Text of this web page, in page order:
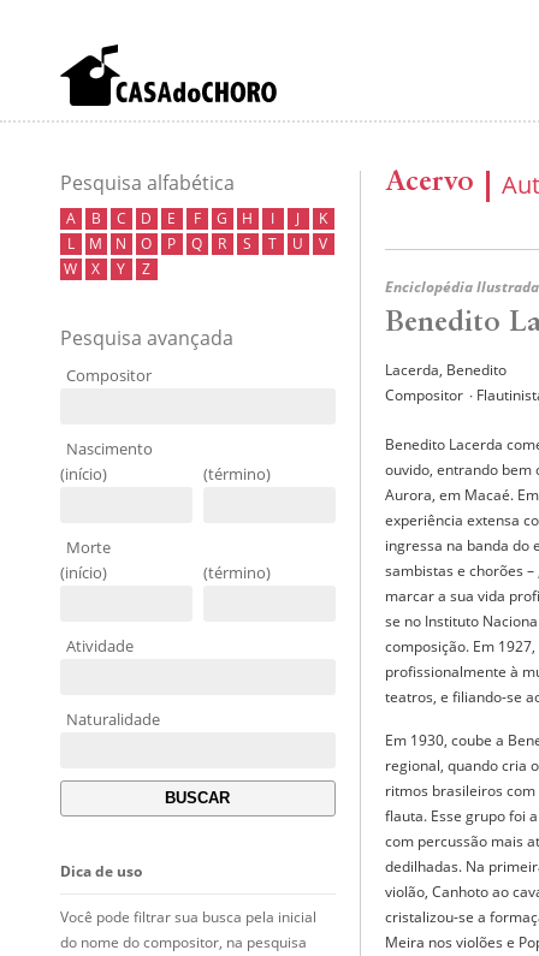
Pesquisa alfabética
A B C D E F G H I J
K
L
M N O P Q R S T U
V
W
X Y Z
Pesquisa avançada
Compositor
Nascimento
(início)
(término)
Morte
(início)
(término)
Atividade
Naturalidade
Dica de uso
Você pode filtrar sua busca pela inicial
do nome do compositor, na pesquisa
Acervo
Enciclopédia Ilustrada
Benedito
Lacerda, Benedito
Compositor ∙
Benedito Lacerda
ouvido, entrando bem
Aurora, em Macaé.
experiência extensa
ingressa na banda do
sambistas e chorões
marcar a sua vida
se no Instituto
composição. Em
profissionalmente à
teatros, e filiando-se
Em 1930, coube a
regional, quando cria
ritmos brasileiros
flauta. Esse grupo foi
com percussão mais
dedilhadas. Na
violão, Canhoto ao
cristalizou-se a
Meira nos violões e